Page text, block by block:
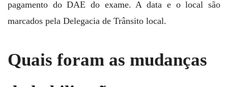
pagamento do DAE do exame. A data e o local são
marcados pela Delegacia de Trânsito local.
Quais foram as mudanças